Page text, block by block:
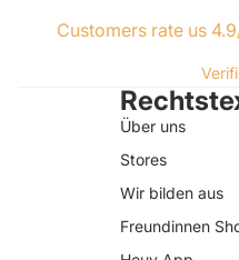
Customers rate us
Über uns
Stores
Wir bilden aus
Freundinnen